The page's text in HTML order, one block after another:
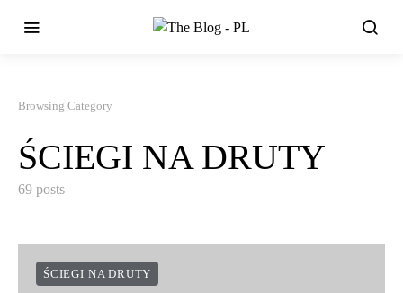
Browsing Category
ŚCIEGI NA DRUTY
69 posts
ŚCIEGI NA DRUTY